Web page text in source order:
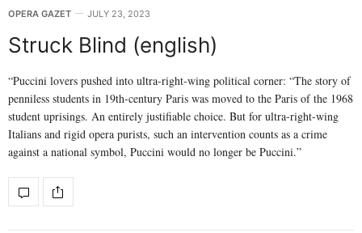
OPERA GAZET JULY 23, 2023
Struck Blind (english)
“Puccini lovers pushed into ultra-right-wing political corner: “The story of
penniless students in 19th-century Paris was moved to the Paris of the 1968
student uprisings. An entirely justifiable choice. But for ultra-right-wing
Italians and rigid opera purists, such an intervention counts as a crime
against a national symbol, Puccini would no longer be Puccini.”